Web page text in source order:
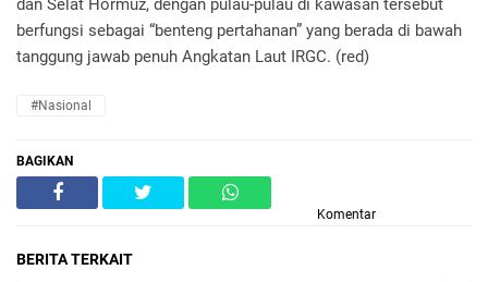
dan Selat Hormuz, dengan pulau-pulau di kawasan tersebut
berfungsi sebagai “benteng pertahanan” yang berada di bawah
tanggung jawab penuh Angkatan Laut IRGC. (red)
#Nasional
BAGIKAN
Komentar
BERITA TERKAIT